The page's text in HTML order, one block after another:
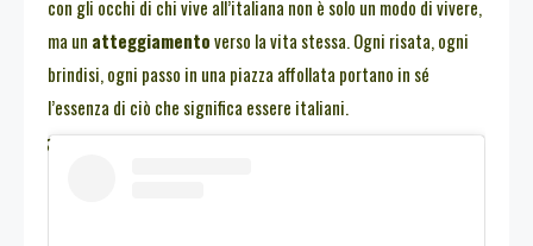
con gli occhi di chi vive all’italiana non è solo un modo di vivere,
ma un atteggiamentoverso la vita stessa. Ogni risata, ogni
brindisi, ogni passo in una piazza affollata portano in sé
l’essenza di ciò che significa essere italiani.